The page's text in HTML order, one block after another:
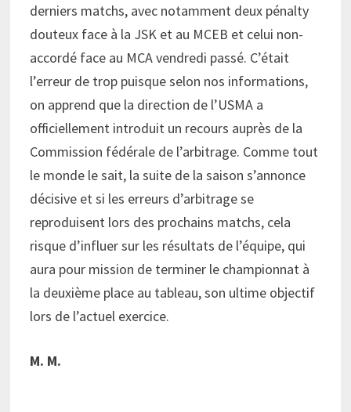
derniers matchs, avec notamment deux pénalty
douteux face à la JSK et au MCEB et celui non-
accordé face au MCA vendredi passé. C’était
l’erreur de trop puisque selon nos informations,
on apprend que la direction de l’USMA a
officiellement introduit un recours auprès de la
Commission fédérale de l’arbitrage. Comme tout
le monde le sait, la suite de la saison s’annonce
décisive et si les erreurs d’arbitrage se
reproduisent lors des prochains matchs, cela
risque d’influer sur les résultats de l’équipe, qui
aura pour mission de terminer le championnat à
la deuxième place au tableau, son ultime objectif
lors de l’actuel exercice.
M. M.